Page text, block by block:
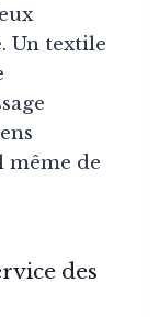
Un textile
même de
des